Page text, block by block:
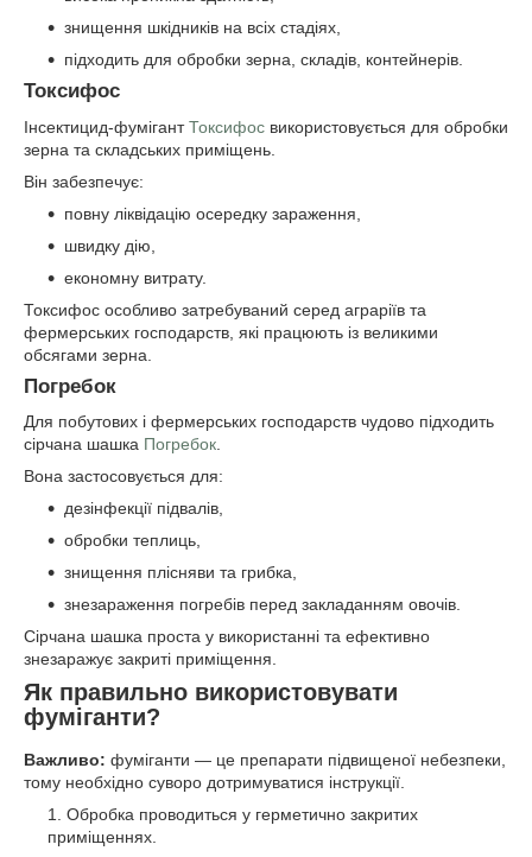
знищення шкідників на всіх стадіях,
підходить для обробки зерна, складів, контейнерів.
Токсифос
Інсектицид-фумігантТоксифос використовується для обробки
зерна та складських приміщень.
Він забезпечує:
повну ліквідацію осередку зараження,
швидку дію,
економну витрату.
Токсифос особливо затребуваний серед аграріїв та
фермерських господарств, які працюють із великими
обсягами зерна.
Погребок
Для побутових і фермерських господарств чудово підходить
сірчана шашка Погребок.
Вона застосовується для:
дезінфекції підвалів,
обробки теплиць,
знищення плісняви та грибка,
знезараження погребів перед закладанням овочів.
Сірчана шашка проста у використанні та ефективно
знезаражує закриті приміщення.
Як правильно використовувати
фуміганти?
Важливо: фуміганти — це препарати підвищеної небезпеки,
тому необхідно суворо дотримуватися інструкції.
Обробка проводиться у герметично закритих
приміщеннях.